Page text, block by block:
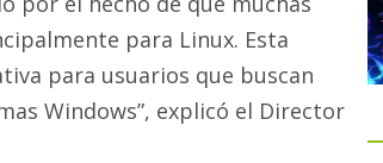
para Linux. Esta
para usuarios que buscan
Windows”, explicó el Director